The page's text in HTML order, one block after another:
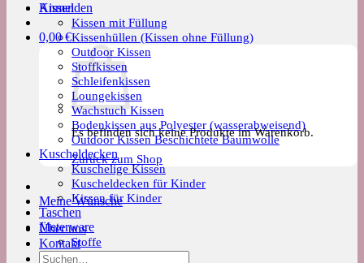
Kissen
Kissen mit Füllung
Kissenhüllen (Kissen ohne Füllung)
Outdoor Kissen
Stoffkissen
Schleifenkissen
Loungekissen
Wachstuch Kissen
Bodenkissen aus Polyester (wasserabweisend)
Outdoor Kissen Beschichtete Baumwolle
Kuscheldecken
Kuschelige Kissen
Kuscheldecken für Kinder
Kissen für Kinder
Taschen
Meterware
Stoffe
Wachstuch Stoff
Anmelden
0,00€
Es befinden sich keine Produkte im Warenkorb.
Zurück zum Shop
Meine Wünsche
Über uns
Kontakt
Suchen